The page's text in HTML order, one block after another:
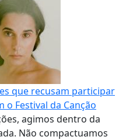
que recusam participar
o Festival da Canção
agimos dentro da
Não compactuamos